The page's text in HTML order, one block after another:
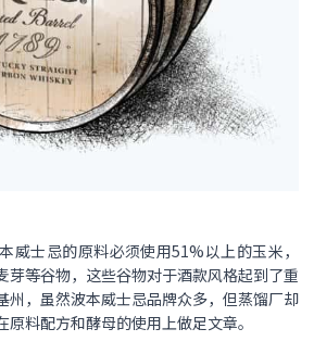
威士忌的原料必须使用51%以上的玉米，
芽等谷物，这些谷物对于酒款风格起到了重
州，虽然波本威士忌品牌众多，但蒸馏厂却
料配方和酵母的使用上做足文章。